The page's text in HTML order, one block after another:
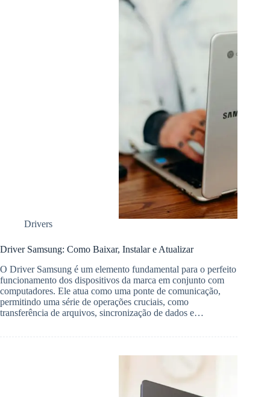
Drivers
Driver Samsung: Como Baixar, Instalar e Atualizar
O Driver Samsung é um elemento fundamental para o perfeito
funcionamento dos dispositivos da marca em conjunto com
computadores. Ele atua como uma ponte de comunicação,
permitindo uma série de operações cruciais, como
transferência de arquivos, sincronização de dados e…